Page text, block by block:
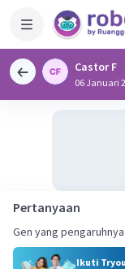
Castor F
06 Januari
Pertanyaan
Gen yang
Ikuti